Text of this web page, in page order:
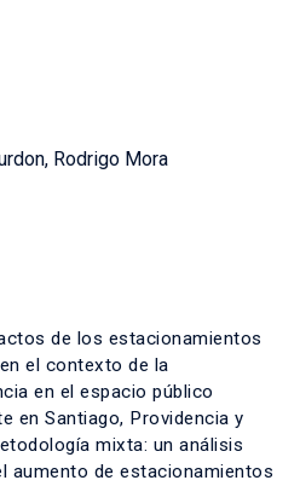
Rodrigo Mora
de los estacionamientos
el contexto de la
en el espacio público
en Santiago, Providencia y
mixta: un análisis
aumento de estacionamientos